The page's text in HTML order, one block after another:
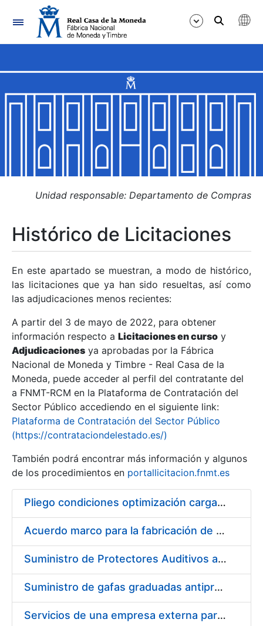
Navegación
Mostrar/Ocultar
Mostrar/Ocultar
Mostrar/Ocultar
Mostrar/Ocultar
Mostrar/Ocultar
Mostrar/Ocultar
Unidad responsable: Departamento de Compras
Histórico de Licitaciones
En este apartado se muestran, a modo de histórico,
las licitaciones que ya han sido resueltas, así como
las adjudicaciones menos recientes:
A partir del 3 de mayo de 2022, para obtener
información respecto a Licitaciones en curso y
Adjudicaciones ya aprobadas por la Fábrica
Nacional de Moneda y Timbre - Real Casa de la
Moneda, puede acceder al perfil del contratante del
a FNMT-RCM en la Plataforma de Contratación del
Sector Público accediendo en el siguiente link:
Plataforma de Contratación del Sector Público
(https://contrataciondelestado.es/)
También podrá encontrar más información y algunos
de los procedimientos en portallicitacion.fnmt.es
Pliego condiciones optimización cargas compras firmado
Acuerdo marco para la fabricación de piezas
Suministro de Protectores Auditivos a medida para las personas trabajadoras de los Centros de Trabajo de Madrid y Burgos
Suministro de gafas graduadas antiproyecciones para los trabajadores de la FNMT-RCM en los centros de trabajo de Madrid y Burgos
Servicios de una empresa externa para el asesoramiento y resolución de los recursos de alzada que se presentan relacionados con procesos de selección para la FNMT-RCM